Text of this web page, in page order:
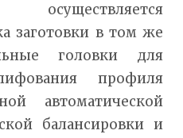
заготовки в том же
головки для
профиля
автоматической
балансировки и